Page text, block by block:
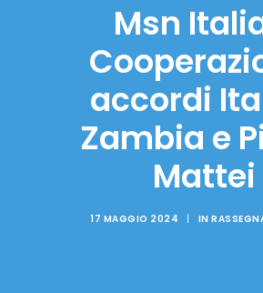
Msn
accordi
Zambia e
Mattei
17 MAGGIO 2024 | IN